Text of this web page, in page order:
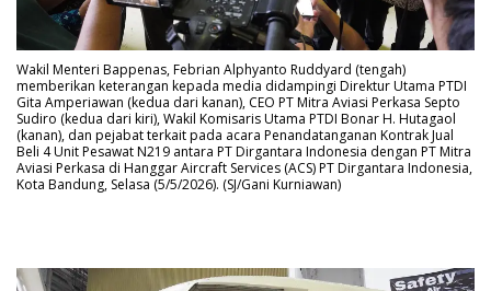
Wakil Menteri Bappenas, Febrian Alphyanto Ruddyard (tengah)
memberikan keterangan kepada media didampingi Direktur Utama PTDI
Gita Amperiawan (kedua dari kanan), CEO PT Mitra Aviasi Perkasa Septo
Sudiro (kedua dari kiri), Wakil Komisaris Utama PTDI Bonar H. Hutagaol
(kanan), dan pejabat terkait pada acara Penandatanganan Kontrak Jual
Beli 4 Unit Pesawat N219 antara PT Dirgantara Indonesia dengan PT Mitra
Aviasi Perkasa di Hanggar Aircraft Services (ACS) PT Dirgantara Indonesia,
Kota Bandung, Selasa (5/5/2026). (SJ/Gani Kurniawan)